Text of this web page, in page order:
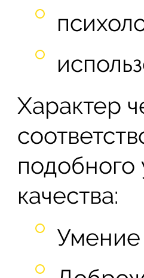
Характер
качества:
Умение